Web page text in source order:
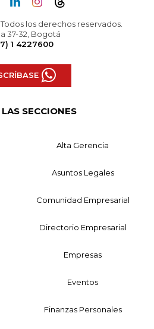
los derechos reservados.
37-32, Bogotá
1 4227600
SECCIONES
Alta Gerencia
Asuntos Legales
Comunidad Empresarial
Directorio Empresarial
Empresas
Eventos
Finanzas Personales